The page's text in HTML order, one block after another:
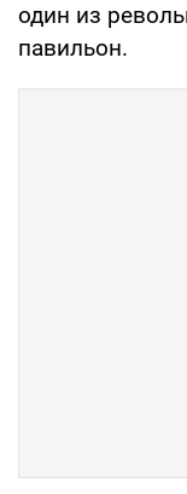
один из
павильон.